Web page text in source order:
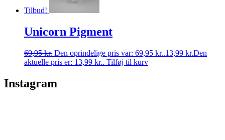
Tilbud!
Unicorn Pigment
69,95kr. Den oprindelige pris var: 69,95 kr..13,99 kr.Den
aktuelle pris er: 13,99 kr.. Tilføj til kurv
Instagram